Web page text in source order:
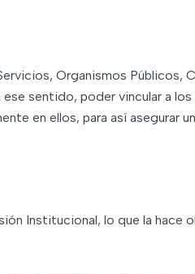
Organismos Públicos,
sentido, poder vincular a
en ellos, para así asegurar
Institucional, lo que la hace